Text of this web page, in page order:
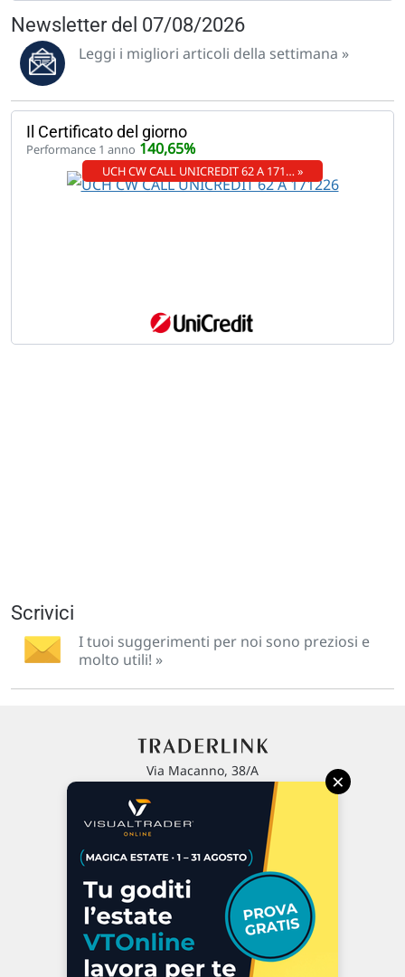
Newsletter del 07/08/2026
Leggi i migliori articoli della settimana »
Il Certificato del giorno
Performance 1 anno 140,65%
UCH CW CALL UNICREDIT 62 A 171… »
Scrivici
I tuoi suggerimenti per noi sono preziosi e
molto utili! »
Via Macanno, 38/A
P.IVA 02 452 460 401
Chi siamo
Commenti e segnalazioni
Contattaci
×